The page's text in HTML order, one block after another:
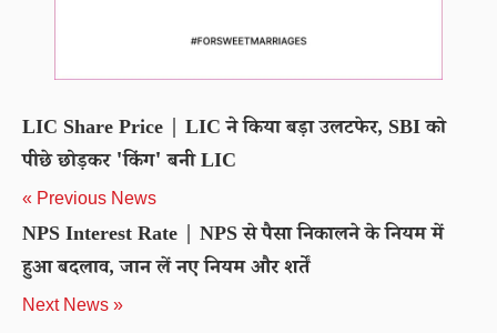
LIC Share Price | LIC ने किया बड़ा उलटफेर, SBI को
पीछे छोड़कर 'किंग' बनी LIC
« Previous News
NPS Interest Rate | NPS से पैसा निकालने के नियम में
हुआ बदलाव, जान लें नए नियम और शर्तें
Next News »